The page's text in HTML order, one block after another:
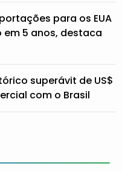
para os EUA
5 anos, destaca
superávit de US$
com o Brasil